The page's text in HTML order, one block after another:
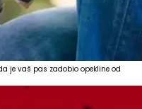
je vaš pas zadobio opekline od